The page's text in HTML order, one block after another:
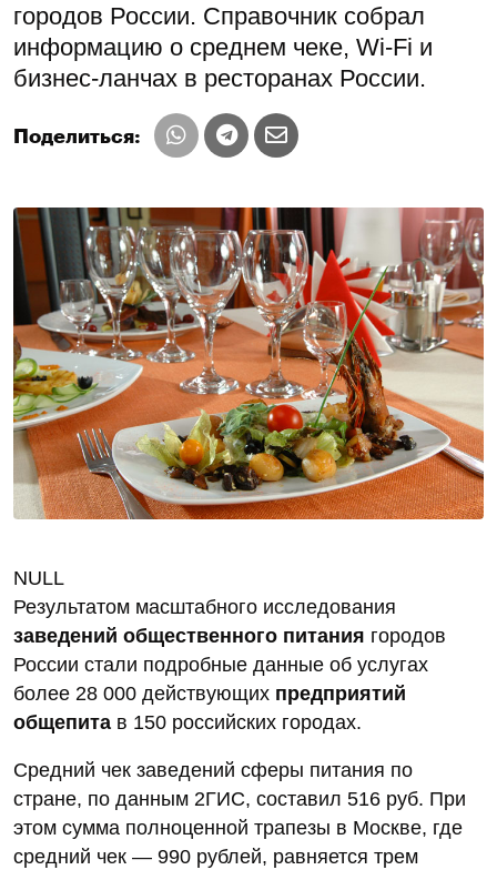
городов России. Справочник собрал
информацию о среднем чеке, Wi-Fi и
бизнес-ланчах в ресторанах России.
Поделиться:
NULL
Результатом масштабного исследования
заведений общественного питания городов
России стали подробные данные об услугах
более 28 000 действующих предприятий
общепита в 150 российских городах.
Средний чек заведений сферы питания по
стране, по данным 2ГИС, составил 516 руб. При
этом сумма полноценной трапезы в Москве, где
средний чек — 990 рублей, равняется трем